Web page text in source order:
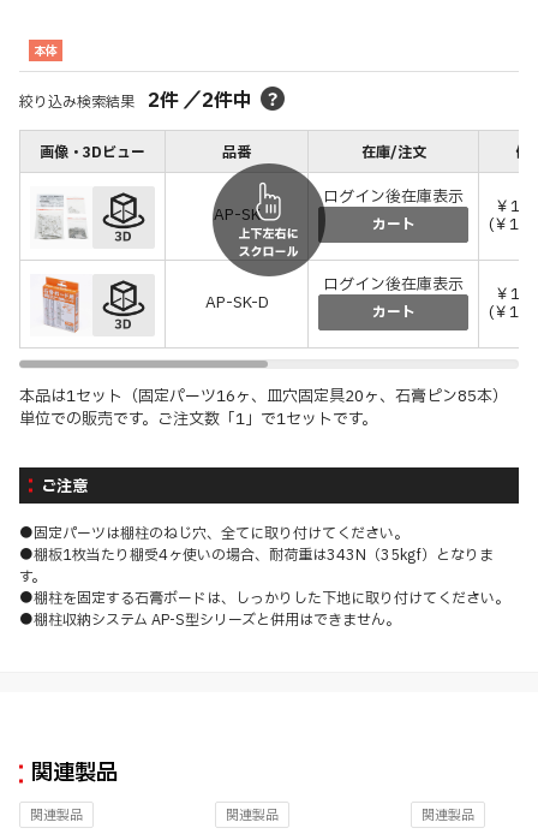
本体
絞り込み検索結果 2件／2件中
画像・3Dビュー 品番 在庫/注文 価
AP-SK
ログイン後在庫表示
カート
￥
(￥
AP-SK-D
ログイン後在庫表示
カート
￥
(￥
本品は1セット（固定パーツ16ヶ、皿穴固定具20ヶ、石膏ピン85本）
単位での販売です。ご注文数「1」で1セットです。
ご注意
●固定パーツは棚柱のねじ穴、全てに取り付けてください。
●棚板1枚当たり棚受4ヶ使いの場合、耐荷重は343N（35kgf）となりま
す。
●棚柱を固定する石膏ボードは、しっかりした下地に取り付けてください。
●棚柱収納システム AP-S型シリーズと併用はできません。
関連製品
関連製品 関連製品 関連製品